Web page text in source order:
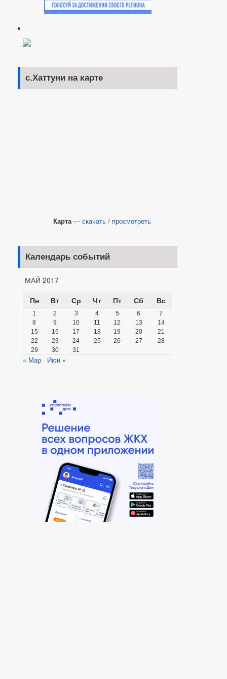
с.Хаттуни на карте
Карта— скачать / просмотреть
Календарь событий
МАЙ 2017
Пн
Вт Ср Чт Пт Сб Вс
1 2 3 4 5 6
7
8
9 10 11 12 13
14
15
16 17 18 19 20
21
22
23 24 25 26 27
28
29
30 31
« Мар Июн »